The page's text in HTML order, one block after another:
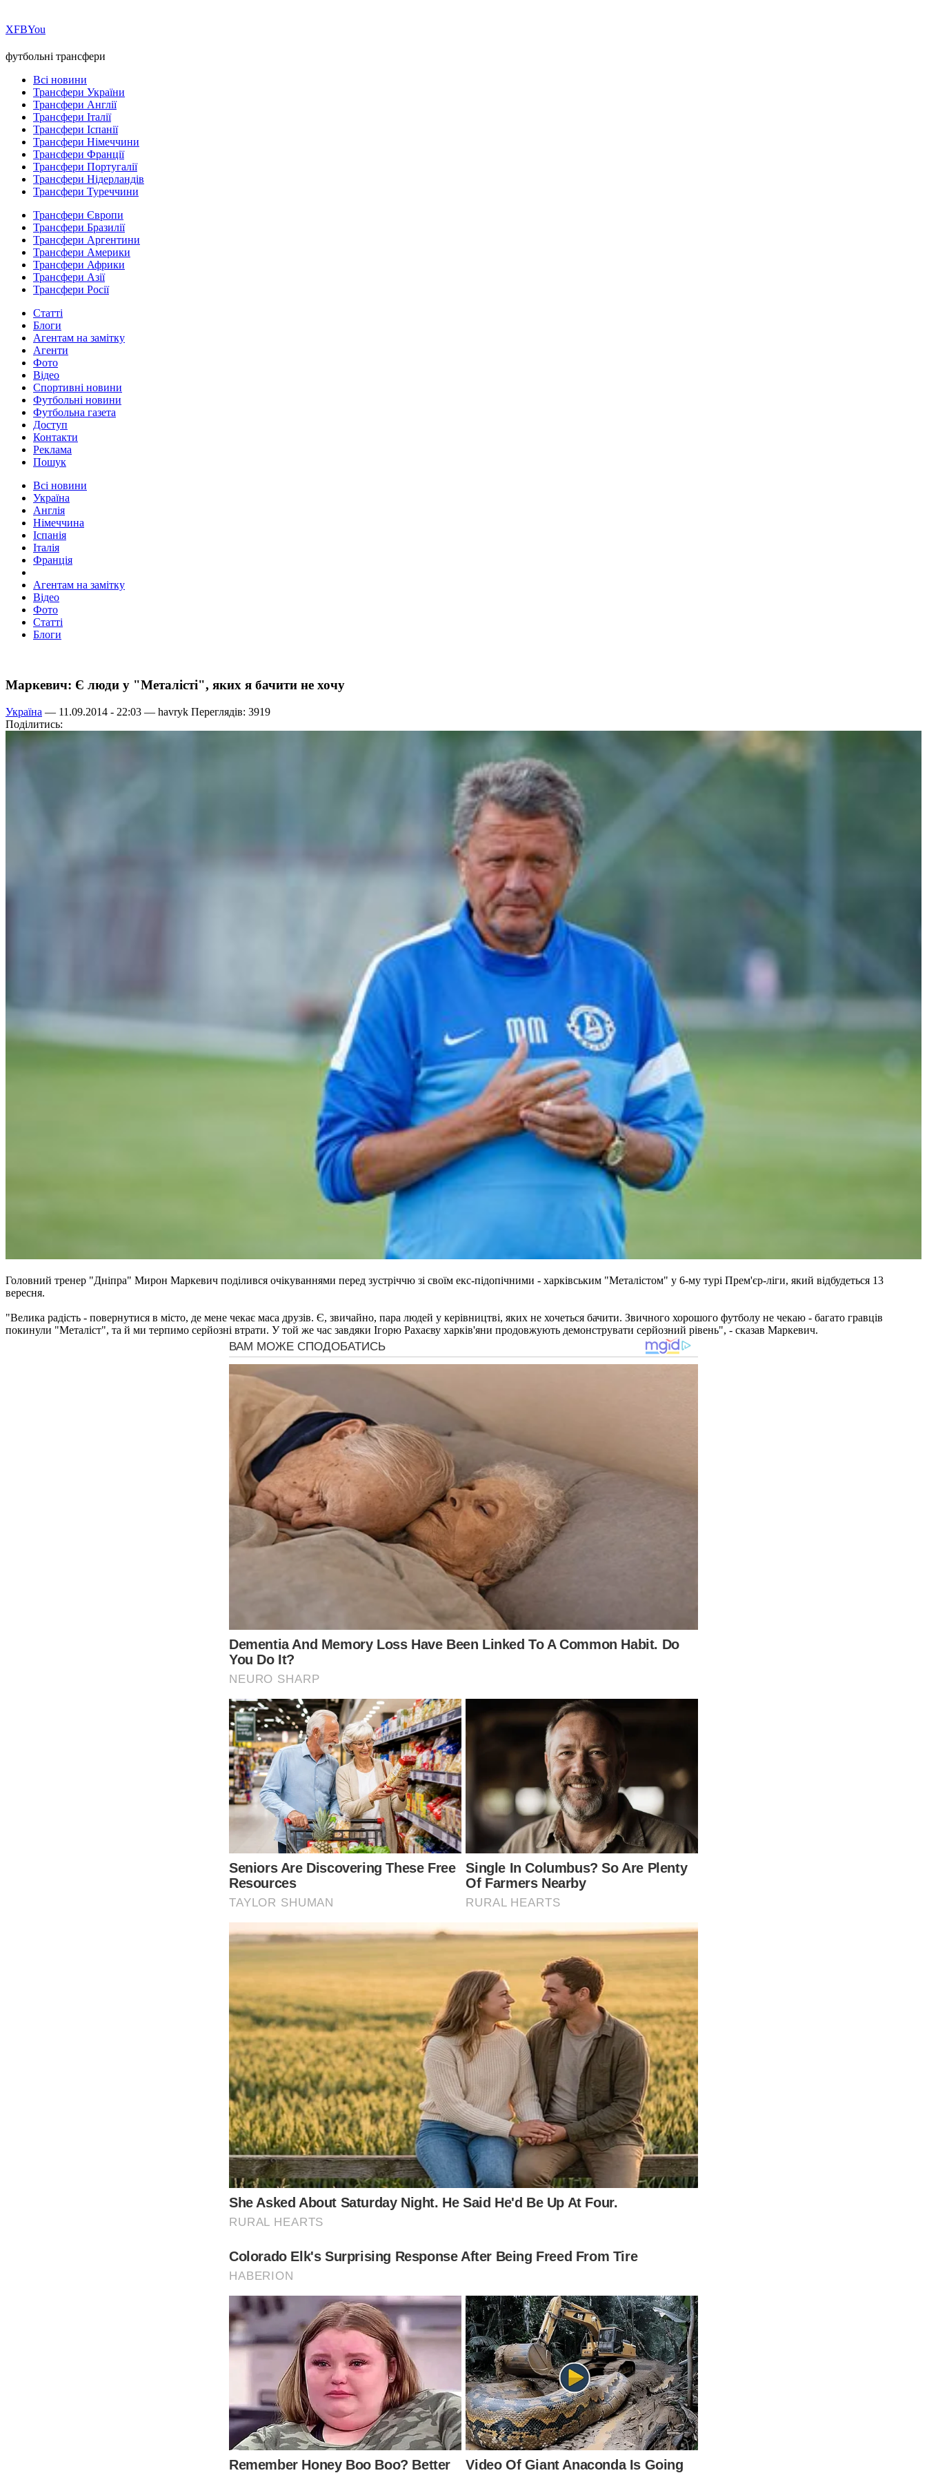
ХFBYou
футбольні трансфери
Всі новини
Трансфери України
Трансфери Англії
Трансфери Італії
Трансфери Іспанії
Трансфери Німеччини
Трансфери Франції
Трансфери Португалії
Трансфери Нідерландів
Трансфери Туреччини
Трансфери Європи
Трансфери Бразилії
Трансфери Аргентини
Трансфери Америки
Трансфери Африки
Трансфери Азії
Трансфери Росії
Статті
Блоги
Агентам на замітку
Агенти
Фото
Відео
Спортивні новини
Футбольні новини
Футбольна газета
Доступ
Контакти
Реклама
Пошук
Всі новини
Україна
Англія
Німеччина
Іспанія
Італія
Франція
Агентам на замітку
Відео
Фото
Статті
Блоги
Маркевич: Є люди у "Металісті", яких я бачити не хочу
Україна — 11.09.2014 - 22:03 — havryk Переглядів: 3919
Поділитись:
Головний тренер "Дніпра" Мирон Маркевич поділився очікуваннями перед зустріччю зі своїм екс-підопічними - харківським "Металістом" у 6-му турі Прем'єр-ліги, який відбудеться 13
вересня.
"Велика радість - повернутися в місто, де мене чекає маса друзів. Є, звичайно, пара людей у керівництві, яких не хочеться бачити. Звичного хорошого футболу не чекаю - багато гравців
покинули "Металіст", та й ми терпимо серйозні втрати. У той же час завдяки Ігорю Рахаєву харків'яни продовжують демонструвати серйозний рівень", - сказав Маркевич.